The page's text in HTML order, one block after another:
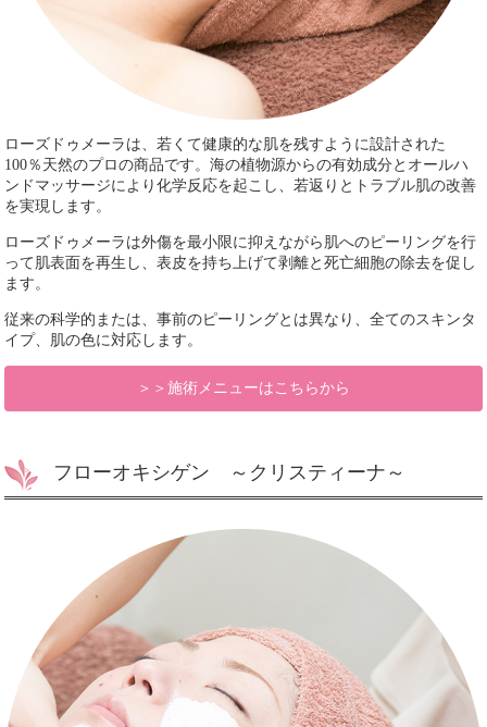
ローズドゥメーラは、若くて健康的な肌を残すように設計された
100％天然のプロの商品です。海の植物源からの有効成分とオールハ
ンドマッサージにより化学反応を起こし、若返りとトラブル肌の改善
を実現します。
ローズドゥメーラは外傷を最小限に抑えながら肌へのピーリングを行
って肌表面を再生し、表皮を持ち上げて剥離と死亡細胞の除去を促し
ます。
従来の科学的または、事前のピーリングとは異なり、全てのスキンタ
イプ、肌の色に対応します。
＞＞施術メニューはこちらから
フローオキシゲン ～クリスティーナ～